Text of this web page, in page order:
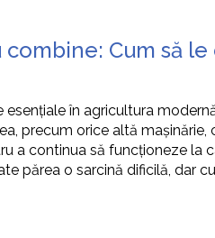
Cum să
în agricultura
precum orice altă
a continua să funcționeze la
părea o sarcină dificilă, dar